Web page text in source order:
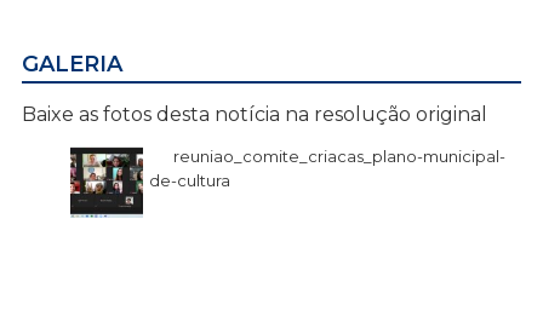
GALERIA
Baixe as fotos desta notícia na resolução original
reuniao_comite_criacas_plano-municipal-
de-cultura